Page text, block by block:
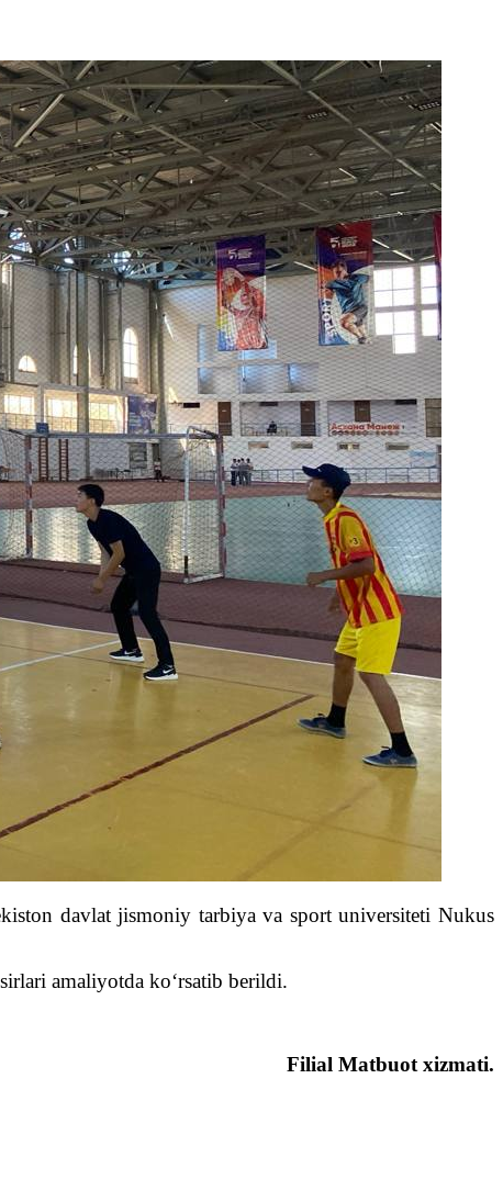
davlat jismoniy tarbiya va sport universiteti Nukus
amaliyotda ko‘rsatib berildi.
Filial Matbuot xizmati.